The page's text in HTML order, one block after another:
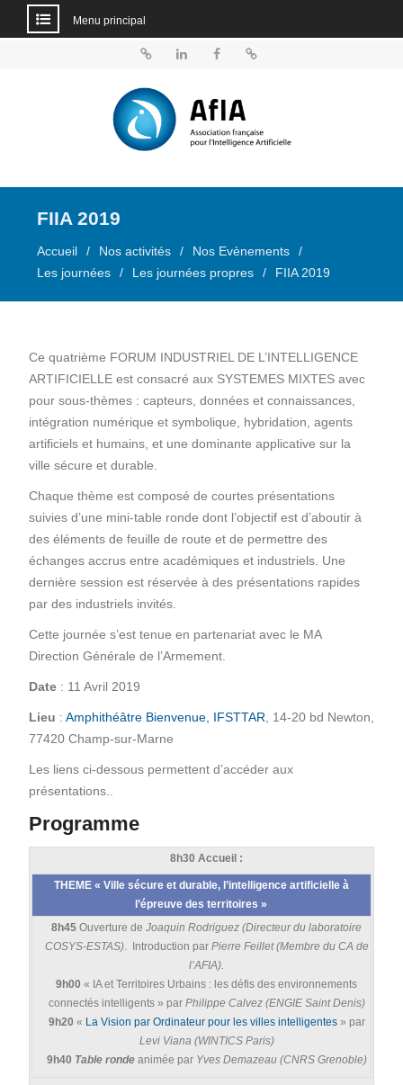
Menu principal
FIIA 2019
Accueil Nos activités
Nos Evènements
Les journées
Les journées propres FIIA 2019
Ce quatrième FORUM INDUSTRIEL DE L’INTELLIGENCE
ARTIFICIELLE est consacré aux SYSTEMES MIXTES avec
pour sous-thèmes : capteurs, données et connaissances,
intégration numérique et symbolique, hybridation, agents
artificiels et humains, et une dominante applicative sur la
ville sécure et durable.
Chaque thème est composé de courtes présentations
suivies d’une mini-table ronde dont l’objectif est d’aboutir à
des éléments de feuille de route et de permettre des
échanges accrus entre académiques et industriels. Une
dernière session est réservée à des présentations rapides
par des industriels invités.
Cette journée s’est tenue en partenariat avec le MA
Direction Générale de l’Armement.
Date: 11 Avril 2019
Lieu : Amphithéâtre Bienvenue, IFSTTAR , 14-20 bd Newton,
77420 Champ-sur-Marne
Les liens ci-dessous permettent d’accéder aux
présentations..
Programme
8h30 Accueil :
THEME « Ville sécure et durable, l’intelligence artificielle à
l’épreuve des territoires »
8h45 Ouverture deJoaquin Rodriguez (Directeur du laboratoire
COSYS-ESTAS). Introduction par Pierre Feillet (Membre du CA de
l’AFIA).
9h00 « IA et Territoires Urbains : les défis des environnements
connectés intelligents » par Philippe Calvez (ENGIE Saint Denis)
9h20 « La Vision par Ordinateur pour les villes intelligentes» par
Levi Viana (WINTICS Paris)
9h40 Table rondeanimée par Yves Demazeau (CNRS Grenoble)